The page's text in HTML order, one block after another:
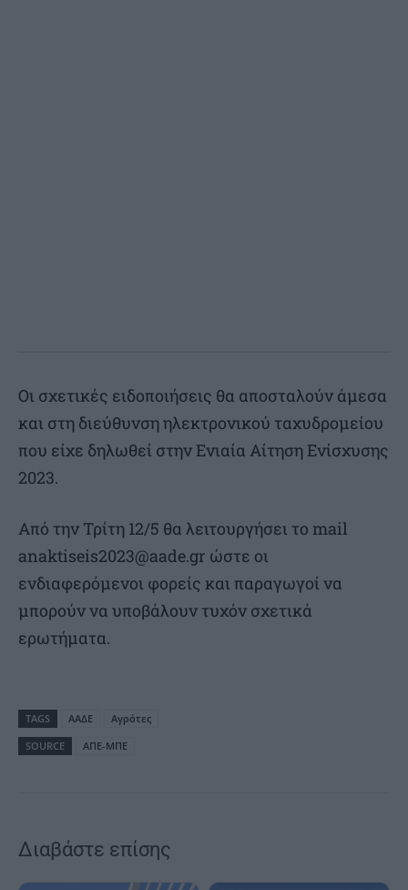
Οι σχετικές ειδοποιήσεις θα αποσταλούν άμεσα
και στη διεύθυνση ηλεκτρονικού ταχυδρομείου
που είχε δηλωθεί στην Ενιαία Αίτηση Ενίσχυσης
2023.
Από την Τρίτη 12/5 θα λειτουργήσει το mail
anaktiseis2023@aade.gr ώστε οι
ενδιαφερόμενοι φορείς και παραγωγοί να
μπορούν να υποβάλουν τυχόν σχετικά
ερωτήματα.
TAGS ΑΑΔΕ
Αγρότες
SOURCE
ΑΠΕ-ΜΠΕ
Διαβάστε επίσης